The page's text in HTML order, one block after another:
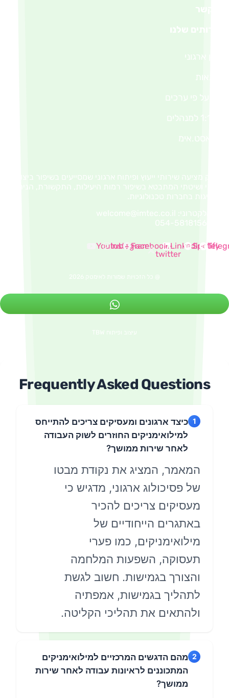
שלנו
ערכים
שירותי ייעוץ ופיתוח ארגוני שמסייעים בשיפור ביצועים
המתבטא בשיפור רמות היעילות, התקשורת, הניהול
בחברות טכנולוגיות.
welcome@imtec.co.il
054-
X-
Facebook
Instagram
Youtube
@ כל הזכויות שמורות לאימטק 2026
Frequently Asked
כיצד ארגונים ומעסיקים צריכים להתייחס
למילואימניקים החוזרים לשוק העבודה
לאחר שירות ממושך?
המציג את נקודת מבטו
פסיכולוג ארגוני, מדגיש כי
צריכים להכיר
הייחודיים של
כמו פערי
השפעות המלחמה
בגמישות. חשוב לגשת
בגמישות, אמפתיה
את תהליכי הקליטה.
מהם הדגשים המרכזיים למילואימניקים
המתכוננים לראיונות עבודה לאחר שירות